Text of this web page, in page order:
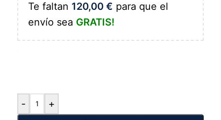
Te faltan 120,00 € para que el
envío sea GRATIS!
- +